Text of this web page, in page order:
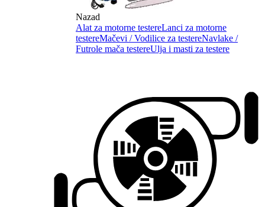
Nazad
Alat za motorne testereLanci za motorne
testereMačevi / Vodilice za testereNavlake /
Futrole mača testereUlja i masti za testere